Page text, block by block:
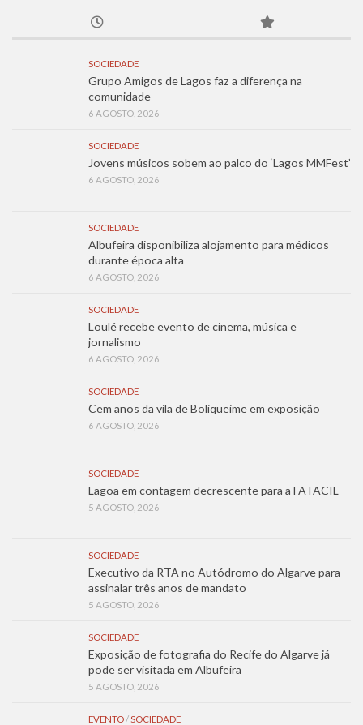
SOCIEDADE
Grupo Amigos de Lagos faz a diferença na
comunidade
6 AGOSTO, 2026
SOCIEDADE
Jovens músicos sobem ao palco do ‘Lagos MMFest’
6 AGOSTO, 2026
SOCIEDADE
Albufeira disponibiliza alojamento para médicos
durante época alta
6 AGOSTO, 2026
SOCIEDADE
Loulé recebe evento de cinema, música e
jornalismo
6 AGOSTO, 2026
SOCIEDADE
Cem anos da vila de Boliqueime em exposição
6 AGOSTO, 2026
SOCIEDADE
Lagoa em contagem decrescente para a FATACIL
5 AGOSTO, 2026
SOCIEDADE
Executivo da RTA no Autódromo do Algarve para
assinalar três anos de mandato
5 AGOSTO, 2026
SOCIEDADE
Exposição de fotografia do Recife do Algarve já
pode ser visitada em Albufeira
5 AGOSTO, 2026
EVENTO/SOCIEDADE